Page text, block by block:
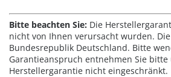
Bitte beachten Sie: Die
nicht von Ihnen verursacht wurden.
Bundesrepublik Deutschland. Bitte
Garantieanspruch entnehmen Sie bitte
Herstellergarantie nicht eingeschränkt.